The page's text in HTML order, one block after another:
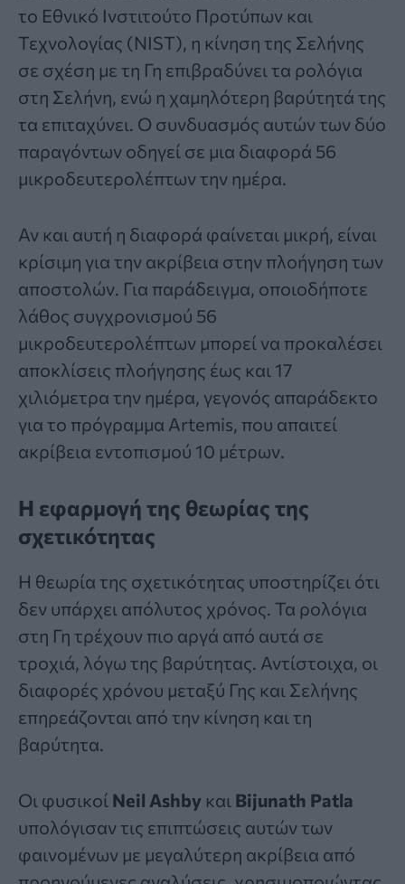
το Εθνικό Ινστιτούτο Προτύπων και
Τεχνολογίας (NIST), η κίνηση της Σελήνης
σε σχέση με τη Γη επιβραδύνει τα ρολόγια
στη Σελήνη, ενώ η χαμηλότερη βαρύτητά της
τα επιταχύνει. Ο συνδυασμός αυτών των δύο
παραγόντων οδηγεί σε μια διαφορά 56
μικροδευτερολέπτων την ημέρα.
Αν και αυτή η διαφορά φαίνεται μικρή, είναι
κρίσιμη για την ακρίβεια στην πλοήγηση των
αποστολών. Για παράδειγμα, οποιοδήποτε
λάθος συγχρονισμού 56
μικροδευτερολέπτων μπορεί να προκαλέσει
αποκλίσεις πλοήγησης έως και 17
χιλιόμετρα την ημέρα, γεγονός απαράδεκτο
για το πρόγραμμα Artemis, που απαιτεί
ακρίβεια εντοπισμού 10 μέτρων.
Η εφαρμογή της θεωρίας της
σχετικότητας
Η θεωρία της σχετικότητας υποστηρίζει ότι
δεν υπάρχει απόλυτος χρόνος. Τα ρολόγια
στη Γη τρέχουν πιο αργά από αυτά σε
τροχιά, λόγω της βαρύτητας. Αντίστοιχα, οι
διαφορές χρόνου μεταξύ Γης και Σελήνης
επηρεάζονται από την κίνηση και τη
βαρύτητα.
Οι φυσικοί Neil Ashby και Bijunath Patla
υπολόγισαν τις επιπτώσεις αυτών των
φαινομένων με μεγαλύτερη ακρίβεια από